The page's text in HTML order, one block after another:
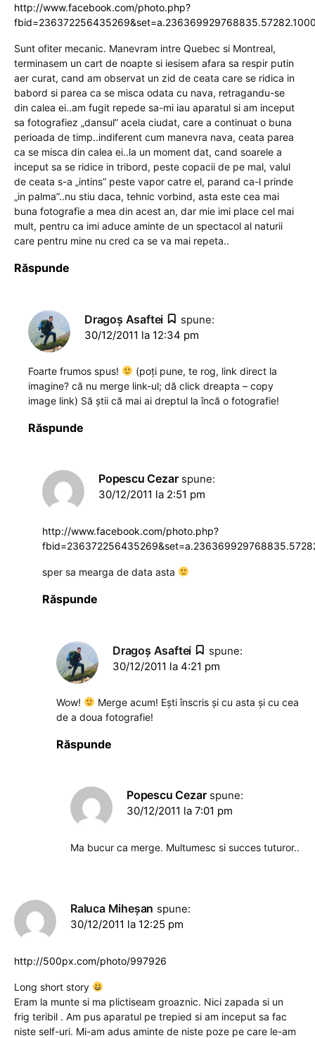
http://www.facebook.com/photo.php?
Sunt ofiter mecanic. Manevram intre Quebec si Montreal,
terminasem un cart de noapte si iesisem afara sa respir putin
aer curat, cand am observat un zid de ceata care se ridica in
babord si parea ca se misca odata cu nava, retragandu-se
din calea ei..am fugit repede sa-mi iau aparatul si am inceput
sa fotografiez „dansul” acela ciudat, care a continuat o buna
perioada de timp..indiferent cum manevra nava, ceata parea
ca se misca din calea ei..la un moment dat, cand soarele a
inceput sa se ridice in tribord, peste copacii de pe mal, valul
de ceata s-a „intins” peste vapor catre el, parand ca-l prinde
„in palma”..nu stiu daca, tehnic vorbind, asta este cea mai
buna fotografie a mea din acest an, dar mie imi place cel mai
mult, pentru ca imi aduce aminte de un spectacol al naturii
care pentru mine nu cred ca se va mai repeta..
Răspunde
Dragoş Asaftei
spune:
30/12/2011 la 12:34 pm
Foarte frumos spus!
(poți pune, te rog, link direct la
imagine? că nu merge link-ul; dă click dreapta – copy
image link) Să știi că mai ai dreptul la încă o fotografie!
Răspunde
Popescu Cezar spune:
30/12/2011 la 2:51 pm
http://www.facebook.com/photo.php?
sper sa mearga de data asta
Răspunde
Dragoş Asaftei
spune:
30/12/2011 la 4:21 pm
Wow!
Merge acum! Ești înscris și cu asta și cu cea
de a doua fotografie!
Răspunde
Popescu Cezar spune:
30/12/2011 la 7:01 pm
Ma bucur ca merge. Multumesc si succes tuturor..
Raluca Miheşan spune:
30/12/2011 la 12:25 pm
http://500px.com/photo/997926
Long short story
Eram la munte si ma plictiseam groaznic. Nici zapada si un
frig teribil . Am pus aparatul pe trepied si am inceput sa fac
niste self-uri. Mi-am adus aminte de niste poze pe care le-am